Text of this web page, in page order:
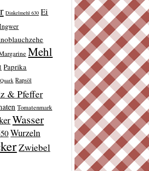
Dinkelmehl 630 Ei
Mehl
Paprika
Quark Rapsöl
& Pfeffer
Tomatenmark
Wasser
Wurzeln
Zwiebel